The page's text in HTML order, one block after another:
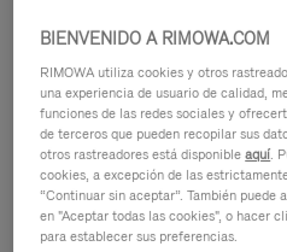
BIENVENIDO A RIMOWA.COM
RIMOWA utiliza cookies y otros
una experiencia de usuario de calidad,
funciones de las redes sociales y
de terceros que pueden recopilar sus
otros rastreadores está disponibleaquí.
cookies, a excepción de las
“Continuar sin aceptar”. También
en "Aceptar todas las cookies", o hacer
para establecer sus preferencias.